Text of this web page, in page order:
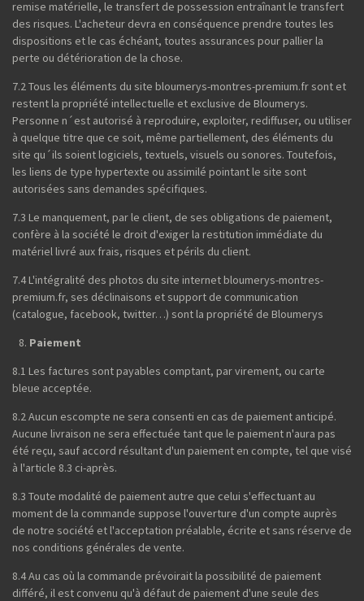
remise matérielle, le transfert de possession entraînant le transfert
des risques. L'acheteur devra en conséquence prendre toutes les
dispositions et le cas échéant, toutes assurances pour pallier la
perte ou détérioration de la chose.
7.2 Tous les éléments du site bloumerys-montres-premium.fr sont et
restent la propriété intellectuelle et exclusive de Bloumerys.
Personne n´est autorisé à reproduire, exploiter, rediffuser, ou utiliser
à quelque titre que ce soit, même partiellement, des éléments du
site qu´ils soient logiciels, textuels, visuels ou sonores. Toutefois,
les liens de type hypertexte ou assimilé pointant le site sont
autorisées sans demandes spécifiques.
7.3 Le manquement, par le client, de ses obligations de paiement,
confère à la société le droit d'exiger la restitution immédiate du
matériel livré aux frais, risques et périls du client.
7.4 L'intégralité des photos du site internet bloumerys-montres-
premium.fr, ses déclinaisons et support de communication
(catalogue, facebook, twitter…) sont la propriété de Bloumerys
Paiement
8.1 Les factures sont payables comptant, par virement, ou carte
bleue acceptée.
8.2 Aucun escompte ne sera consenti en cas de paiement anticipé.
Aucune livraison ne sera effectuée tant que le paiement n'aura pas
été reçu, sauf accord résultant d'un paiement en compte, tel que visé
à l'article 8.3 ci-après.
8.3 Toute modalité de paiement autre que celui s'effectuant au
moment de la commande suppose l'ouverture d'un compte auprès
de notre société et l'acceptation préalable, écrite et sans réserve de
nos conditions générales de vente.
8.4 Au cas où la commande prévoirait la possibilité de paiement
différé, il est convenu qu'à défaut de paiement d'une seule des